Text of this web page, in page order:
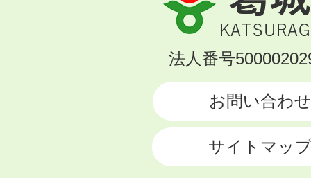
城
市
KATSURAGI
法人番号
お問い合わせ
サイトマッ